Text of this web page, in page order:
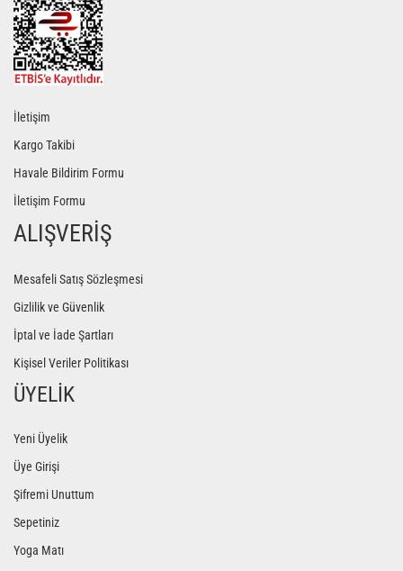
İletişim
Kargo Takibi
Havale Bildirim Formu
İletişim Formu
ALIŞVERİŞ
Mesafeli Satış Sözleşmesi
Gizlilik ve Güvenlik
İptal ve İade Şartları
Kişisel Veriler Politikası
ÜYELİK
Yeni Üyelik
Üye Girişi
Şifremi Unuttum
Sepetiniz
Yoga Matı